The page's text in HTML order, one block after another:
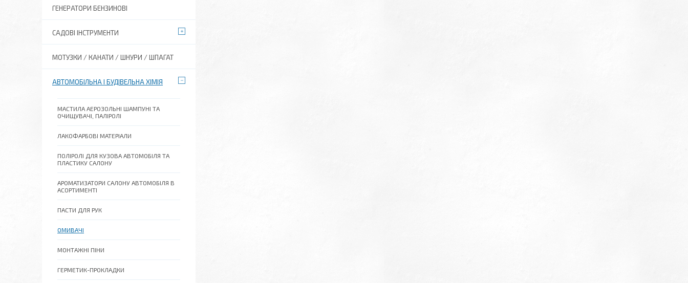
ГЕНЕРАТОРИ БЕНЗИНОВІ
САДОВІ ІНСТРУМЕНТИ
МОТУЗКИ / КАНАТИ / ШНУРИ / ШПАГАТ
АВТОМОБІЛЬНА І БУДІВЕЛЬНА ХІМІЯ
МАСТИЛА АЕРОЗОЛЬНІ ШАМПУНІ ТА
ОЧИЩУВАЧІ, ПАЛІРОЛІ
ЛАКОФАРБОВІ МАТЕРІАЛИ
ПОЛІРОЛІ ДЛЯ КУЗОВА АВТОМОБІЛЯ ТА
ПЛАСТИКУ САЛОНУ
АРОМАТИЗАТОРИ САЛОНУ АВТОМОБІЛЯ В
АСОРТИМЕНТІ
ПАСТИ ДЛЯ РУК
ОМИВАЧІ
МОНТАЖНІ ПІНИ
ГЕРМЕТИК-ПРОКЛАДКИ